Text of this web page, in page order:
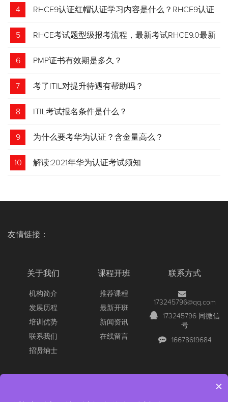
4 RHCE9认证红帽认证学习内容是什么？RHCE9认证
介绍
5 RHCE考试题型级报考流程，最新考试RHCE9.0最新
考试 变化请悉知
6 PMP证书有效期是多久？
7 考了ITIL对提升待遇有帮助吗？
8 ITIL考试报名条件是什么？
9 为什么要考华为认证？含金量高么？
10 解读:2021年华为认证考试须知
友情链接：
关于我们
机构简介
发展历程
培训优势
联系我们
招贤纳士
课程开班
推荐课程
最新开班
新闻资讯
在线留言
联系方式
173245796@qq.com
173245796 同微信
号
16678619684
×